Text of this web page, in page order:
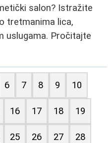
salon? Istražite
tretmanima lica,
uslugama. Pročitajte
6 7 8 9 10
16 17 18 19
25 26 27 28